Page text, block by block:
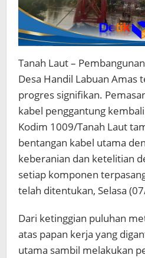
Tanah Laut –
Desa Handil Labuan Amas
progres signifikan.
kabel penggantung
Kodim 1009/Tanah Laut
bentangan kabel utama
keberanian dan ketelitian
setiap komponen
telah ditentukan, Selasa
Dari ketinggian puluhan
atas papan kerja yang
utama sambil melakukan